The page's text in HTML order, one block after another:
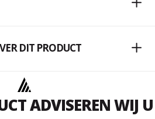
DIT PRODUCT
ADVISEREN WIJ U